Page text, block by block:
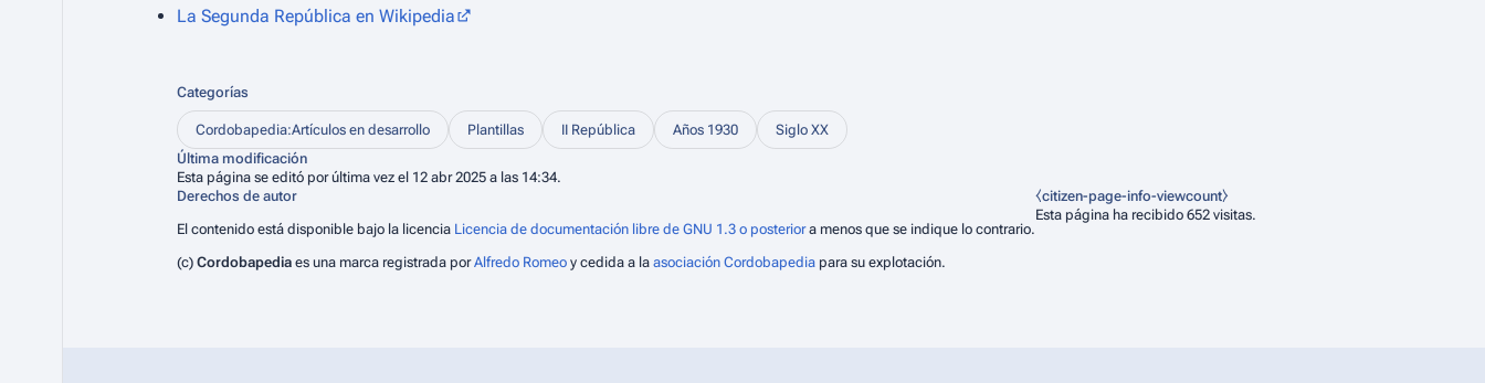
La Segunda República en Wikipedia
Categorías
Cordobapedia:Artículos en desarrollo Plantillas II República Años 1930
Siglo XX
Última modificación
Esta página se editó por última vez el 12 abr 2025 a las 14:34.
Derechos de autor
El contenido está disponible bajo la licencia Licencia de documentación libre de GNU 1.3 o posteriora menos que se indique lo contrario.
(c) Cordobapedia es una marca registrada porAlfredo Romeo y cedida a la asociación Cordobapedia para su explotación.
⧼citizen-page-info-viewcount⧽
Esta página ha recibido 652 visitas.